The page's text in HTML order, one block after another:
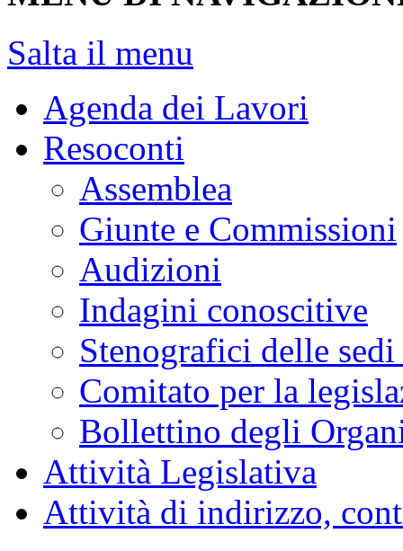
Salta il menu
Agenda dei Lavori
Resoconti
Assemblea
Giunte e Commissioni
Audizioni
Indagini conoscitive
Stenografici delle
Comitato per la
Bollettino degli
Attività Legislativa
Attività di indirizzo,